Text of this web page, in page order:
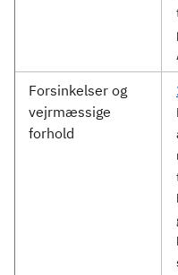
Forsinkelser og
vejrmæssige
forhold